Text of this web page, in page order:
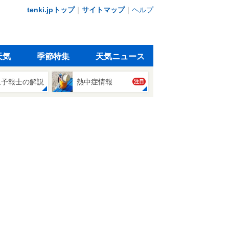
tenki.jpトップ｜ サイトマップ｜ ヘルプ
気 季節特集 天気ニュース
報士の解説 熱中症情報 注目